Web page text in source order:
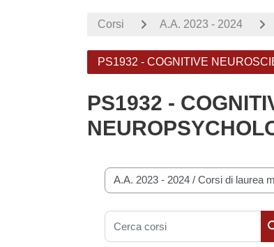
Corsi A.A. 2023 - 2024
PS1932 - COGNITIVE
PS1932 -
Categorie di corso
Cerca corsi